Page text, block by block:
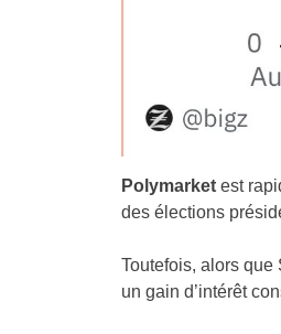
Polymarketest
des élections
Toutefois, alors
un gain d’intérêt